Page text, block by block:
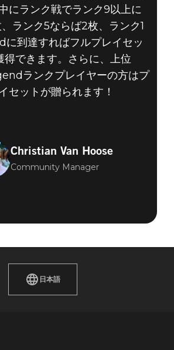
にランク戦でランク9以上に
ランク5ならば2枚、ランク1
に到達すればフルプレイセッ
得できます。さらに、上位
ランクプレイヤーの方はプ
セットが贈られます！
Christian Van Hoose
Community Manager
日本語